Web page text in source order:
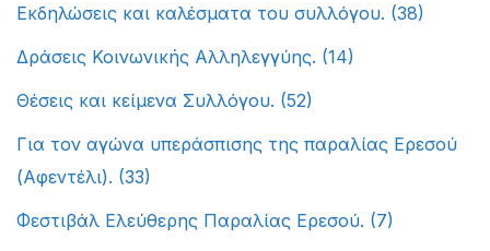
Εκδηλώσεις και καλέσματα του συλλόγου. (38)
Δράσεις Κοινωνικής Αλληλεγγύης. (14)
Θέσεις και κείμενα Συλλόγου. (52)
Για τον αγώνα υπεράσπισης της παραλίας Ερεσού
(Αφεντέλι). (33)
Φεστιβάλ Ελεύθερης Παραλίας Ερεσού. (7)